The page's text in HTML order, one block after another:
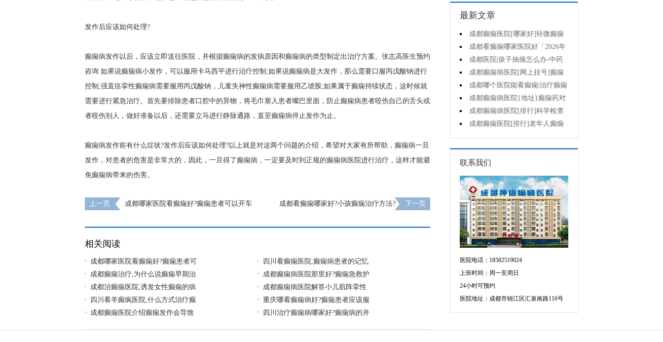
发作后应该如何处理?
癫痫病发作以后，应该立即送往医院，并根据癫痫病的发病原因和癫痫病的类型制定出治疗方案。 张志高医生预约
咨询 如果说癫痫病小发作，可以服用卡马西平进行治疗控制;如果说癫痫病是大发作，那么需要口服丙戊酸钠进行
控制;强直痉挛性癫痫病需要服用丙戊酸钠，儿童失神性癫痫病需要服用乙琥胺;如果属于癫痫持续状态，这时候就
需要进行紧急治疗。首先要排除患者口腔中的异物，将毛巾塞入患者嘴巴里面，防止癫痫病患者咬伤自己的舌头或
者咬伤别人，做好准备以后，还需要立马进行静脉通路，直至癫痫病停止发作为止。
癫痫病发作前有什么症状?发作后应该如何处理?以上就是对这两个问题的介绍，希望对大家有所帮助，癫痫病一旦
发作，对患者的危害是非常大的，因此，一旦得了癫痫病，一定要及时到正规的癫痫病医院进行治疗，这样才能避
免癫痫病带来的伤害。
上一页
成都哪家医院看癫痫好?癫痫患者可以开车
成都看癫痫哪家好?小孩癫痫治疗方法? 下一页
相关阅读
成都哪家医院看癫痫好?癫痫患者可
四川看癫痫医院,癫痫病患者的记忆
成都癫痫治疗,为什么说癫痫早期治
成都癫痫病医院那里好?癫痫急救护
成都治癫痫医院,诱发女性癫痫的病
成都癫痫病医院解答小儿肌阵挛性
四川看羊癫疯医院,什么方式治疗癫
重庆哪看癫痫病好?癫痫患者应该服
成都癫痫医院介绍癫痫发作会导致
四川治疗癫痫病哪家好?癫痫病的并
最新文章
成都癫痫医院[哪家好]轻微癫痫
可以不治疗吗?
成都看癫痫哪家医院好「2026年
度公布」癫痫发作时要做什么?
成都医院|孩子抽搐怎么办-中药
能治疗癫痫吗?
成都癫痫病医院[网上挂号]癫痫
护理的要点是什么?
成都哪个医院能看癫痫|治疗癫痫
有哪些误区?
成都癫痫病医院{地址}癫痫药对
孩子有伤害吗?
成都癫痫病医院[排行]科学检查
癫痫的重要性?
成都癫痫医院[排行]老年人癫痫
发作时应该怎么办?
联系我们
医院电话：18582519024
上班时间：周一至周日
24小时可预约
医院地址：成都市锦江区汇泉南路116号